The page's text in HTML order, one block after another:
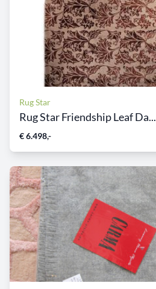
Rug Star
Rug Star Friendship Leaf Da...
€ 6.498,-